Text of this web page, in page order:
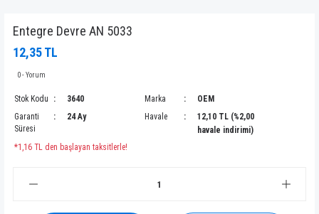
Entegre Devre AN 5033
12,35 TL
0 - Yorum
Stok Kodu 3640 Marka
OEM
Garanti
Süresi
24 Ay Havale
12,10 TL (%2,00
havale indirimi)
*1,16 TL den başlayan taksitlerle!